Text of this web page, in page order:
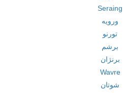
Seraing
ورویه
تورنو
برشم
برنژان
Wavre
شوتان